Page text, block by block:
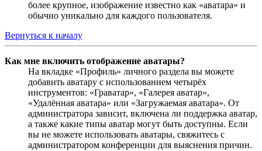
более крупное, изображение известно как «аватара» и
обычно уникально для каждого пользователя.
Вернуться к началу
Как мне включить отображение аватары?
На вкладке «Профиль» личного раздела вы можете
добавить аватару с использованием четырёх
инструментов: «Граватар», «Галерея аватар»,
«Удалённая аватара» или «Загружаемая аватара». От
администратора зависит, включена ли поддержка аватар,
а также какие типы аватар могут быть доступны. Если
вы не можете использовать аватары, свяжитесь с
администратором конференции для выяснения причин.